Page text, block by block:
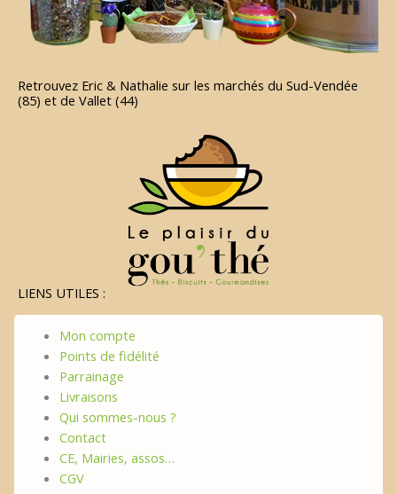
Retrouvez Eric & Nathalie sur les marchés du Sud-Vendée
(85) et de Vallet (44)
LIENS UTILES :
Mon compte
Points de fidélité
Parrainage
Livraisons
Qui sommes-nous ?
Contact
CE, Mairies, assos…
CGV